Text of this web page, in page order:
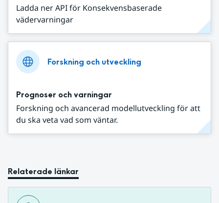
Ladda ner API för Konsekvensbaserade
vädervarningar
Forskning och utveckling
Prognoser och varningar
Forskning och avancerad modellutveckling för att
du ska veta vad som väntar.
Relaterade länkar